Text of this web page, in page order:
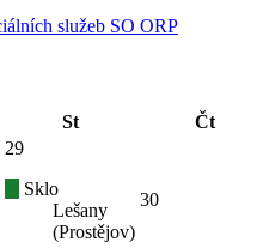
služeb SO ORP
St
Čt
29
Sklo
Lešany
(Prostějov)
30